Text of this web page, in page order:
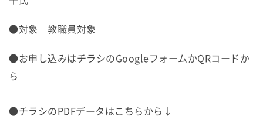
●対象 教職員対象
●お申し込みはチラシのGoogleフォームかQRコードか
ら
●チラシのPDFデータはこちらから↓